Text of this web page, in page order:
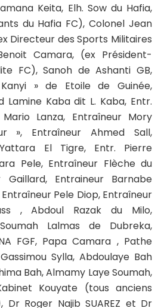
Keita, Elh. Sow du Hafia,
du Hafia FC), Colonel Jean
Directeur des Sports Militaires
Camara, (ex Président-
FC), Sanoh de Ashanti GB,
» de Etoile de Guinée,
Lamine Kaba dit L. Kaba, Entr.
Lanza, Entraîneur Mory
», Entraîneur Ahmed Sall,
El Tigre, Entr. Pierre
Pele, Entraîneur Flèche du
Gaillard, Entraineur Barnabe
Pele Diop, Entraîneur
, Abdoul Razak du Milo,
Lalmas de Dubreka,
FGF, Papa Camara , Pathe
Sylla, Abdoulaye Bah
Bah, Almamy Laye Soumah,
Kouyate (tous anciens
Dr Roger Najib SUAREZ et Dr